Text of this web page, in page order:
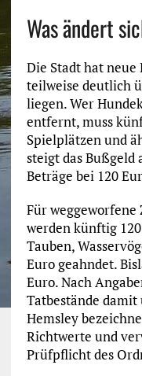
Was ändert
Die Stadt hat
teilweise deutlich
liegen. Wer
entfernt, muss
Spielplätzen und
steigt das Bußgeld
Beträge bei 120
Für
werden künftig
Tauben,
Euro geahndet.
Euro. Nach
Tatbestände damit
Hemsley
Richtwerte und
Prüfpflicht des